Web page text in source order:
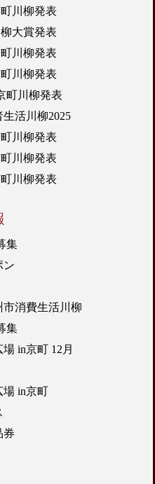
集
ン
市消費生活川柳
集
in京町 12月
場 in京町
券
川柳発表
大賞発表
川柳発表
川柳発表
町川柳発表
生活川柳2025
川柳発表
川柳発表
川柳発表